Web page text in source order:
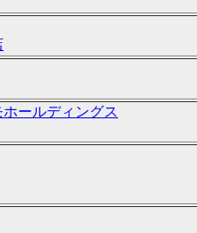
ールディングス